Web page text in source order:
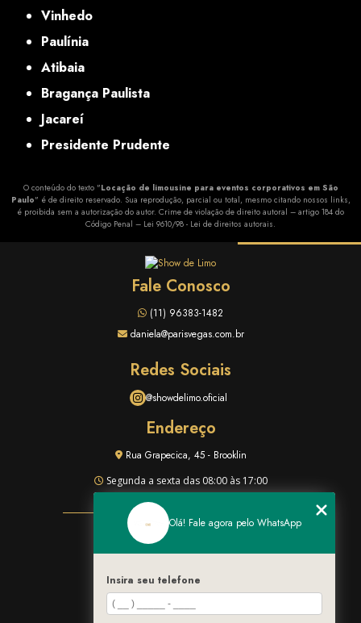
Vinhedo
Paulínia
Atibaia
Bragança Paulista
Jacareí
Presidente Prudente
O conteúdo do texto "Locação de limousine para eventos corporativos em São
Paulo" é de direito reservado. Sua reprodução, parcial ou total, mesmo citando nossos links,
é proibida sem a autorização do autor. Crime de violação de direito autoral – artigo 184 do
Código Penal – Lei 9610/98 - Lei de direitos autorais.
Fale Conosco
(11) 96383-1482
daniela@parisvegas.com.br
Redes Sociais
@showdelimo.oficial
Endereço
Rua Grapecica, 45 - Brooklin
Segunda a sexta das 08:00 às 17:00
QUEM SOMOS
FROTA
BLOG
CONTATO
Olá! Fale agora pelo WhatsApp
Insira seu telefone